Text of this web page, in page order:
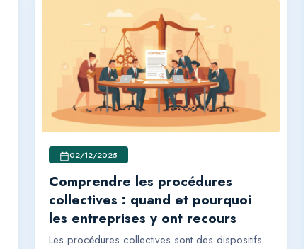
02/12/2025
Comprendre les procédures
collectives : quand et pourquoi
les entreprises y ont recours
Les procédures collectives sont des dispositifs